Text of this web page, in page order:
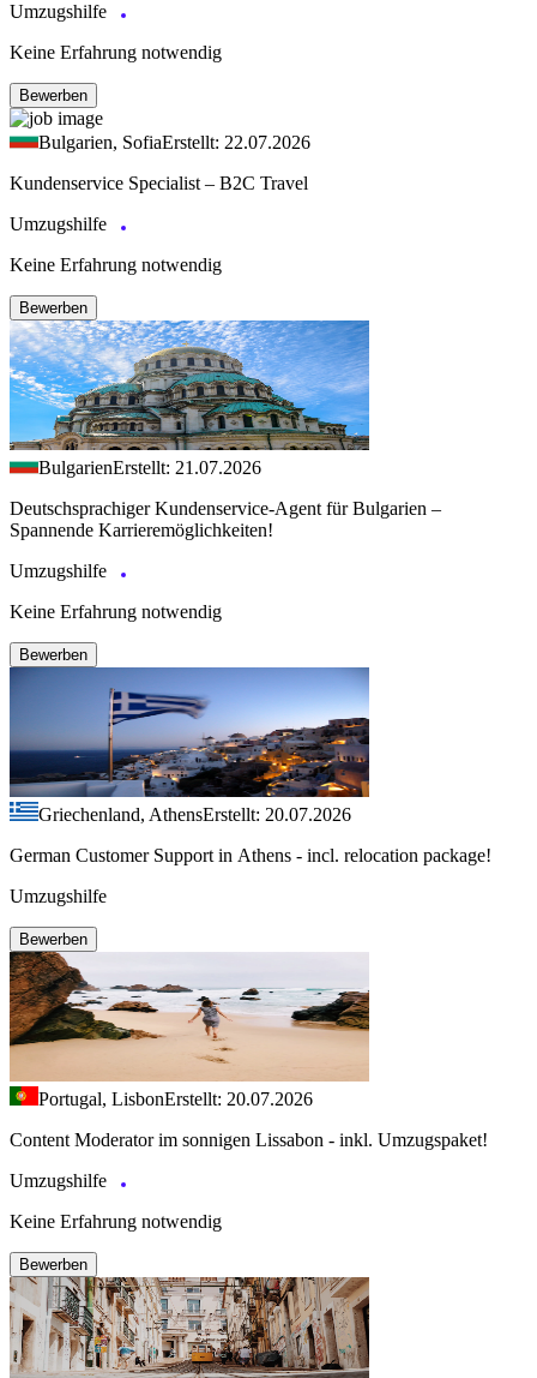
Umzugshilfe
Keine Erfahrung notwendig
Bewerben
Bulgarien, SofiaErstellt: 22.07.2026
Kundenservice Specialist – B2C Travel
Umzugshilfe
Keine Erfahrung notwendig
Bewerben
BulgarienErstellt: 21.07.2026
Deutschsprachiger Kundenservice-Agent für Bulgarien –
Spannende Karrieremöglichkeiten!
Umzugshilfe
Keine Erfahrung notwendig
Bewerben
Griechenland, AthensErstellt: 20.07.2026
German Customer Support in Athens - incl. relocation package!
Umzugshilfe
Bewerben
Portugal, LisbonErstellt: 20.07.2026
Content Moderator im sonnigen Lissabon - inkl. Umzugspaket!
Umzugshilfe
Keine Erfahrung notwendig
Bewerben